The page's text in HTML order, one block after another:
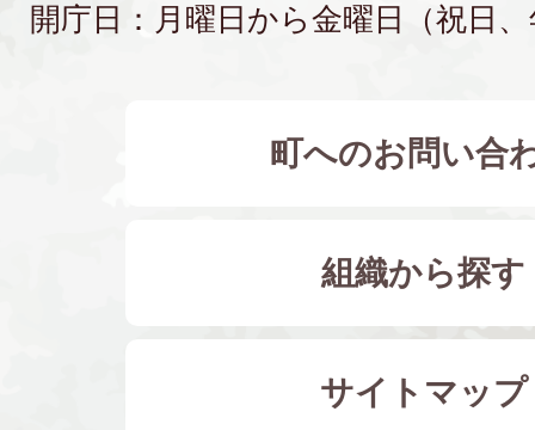
開庁日：月曜日から金曜日（祝日
町へのお問い合
組織から探す
サイトマップ